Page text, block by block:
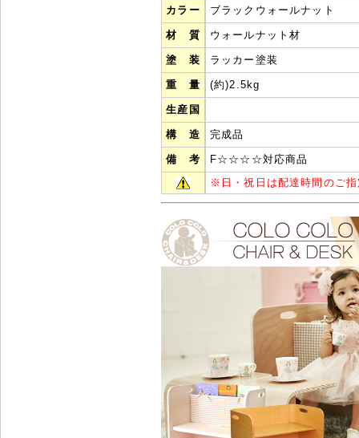
カラー ブラックウォールナット
材 質 ウォールナット材
塗 装 ラッカー塗装
重 量 (約)2.5kg
生産国
構 造 完成品
備 考
F☆☆☆☆対応商品
※ 日・祝日は配達時間のご